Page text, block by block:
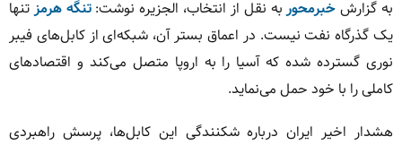
به گزارش خبرمحوربه نقل از انتخاب، الجزیره نوشت:تنگه هرمزتنها
یک گذرگاه نفت نیست. در اعماق بستر آن، شبکه‌ای از کابل‌های فیبر
نوری گسترده شده که آسیا را به اروپا متصل می‌کند و اقتصادهای
کاملی را با خود حمل می‌نماید.
هشدار اخیر ایران درباره شکنندگی این کابل‌ها، پرسش راهبردی